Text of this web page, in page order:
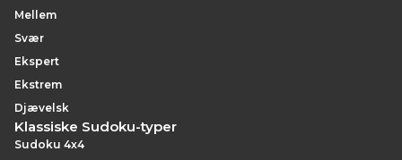
Mellem
Svær
Ekspert
Ekstrem
Djævelsk
Klassiske Sudoku-typer
Sudoku 4x4